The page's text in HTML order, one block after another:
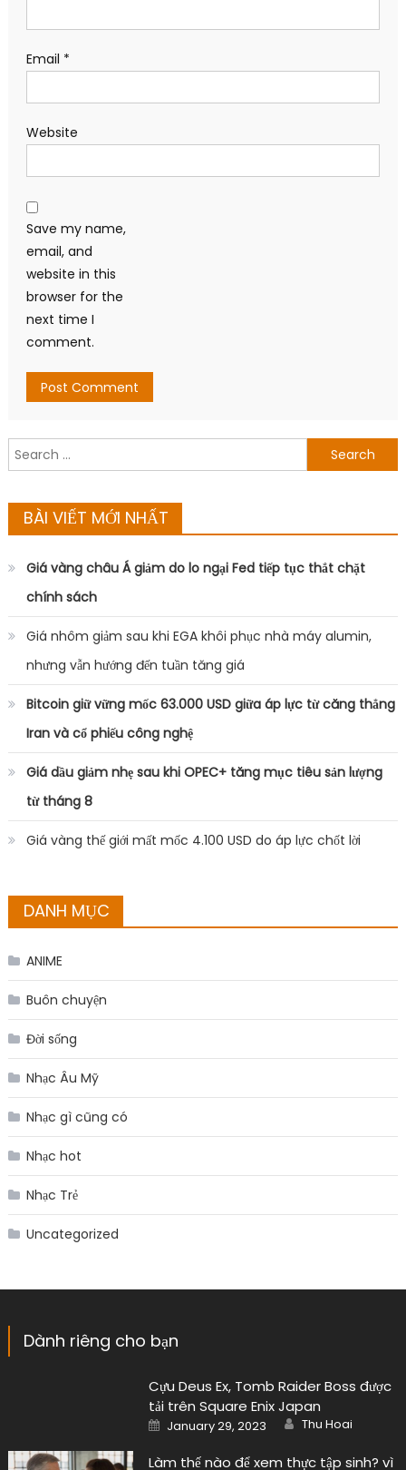
Email *
Website
Save my name,
email, and
website in this
browser for the
next time I
comment.
Search
for:
BÀI VIẾT MỚI NHẤT
Giá vàng châu Á giảm do lo ngại Fed tiếp tục thắt chặt
chính sách
Giá nhôm giảm sau khi EGA khôi phục nhà máy alumin,
nhưng vẫn hướng đến tuần tăng giá
Bitcoin giữ vững mốc 63.000 USD giữa áp lực từ căng thẳng
Iran và cổ phiếu công nghệ
Giá dầu giảm nhẹ sau khi OPEC+ tăng mục tiêu sản lượng
từ tháng 8
Giá vàng thế giới mất mốc 4.100 USD do áp lực chốt lời
DANH MỤC
ANIME
Buôn chuyện
Đời sống
Nhạc Âu Mỹ
Nhạc gì cũng có
Nhạc hot
Nhạc Trẻ
Uncategorized
Dành riêng cho bạn
Cựu Deus Ex, Tomb Raider Boss được
tải trên Square Enix Japan
Posted
on
January 29, 2023 Author
Thu Hoai
Làm thế nào để xem thực tập sinh? vì